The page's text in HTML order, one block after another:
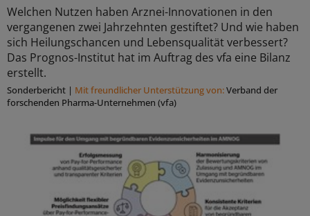
Welchen Nutzen haben Arznei-Innovationen in den
vergangenen zwei Jahrzehnten gestiftet? Und wie haben
sich Heilungschancen und Lebensqualität verbessert?
Das Prognos-Institut hat im Auftrag des vfa eine Bilanz
erstellt.
Sonderbericht | Mit freundlicher Unterstützung von:Verband der
forschenden Pharma-Unternehmen (vfa)